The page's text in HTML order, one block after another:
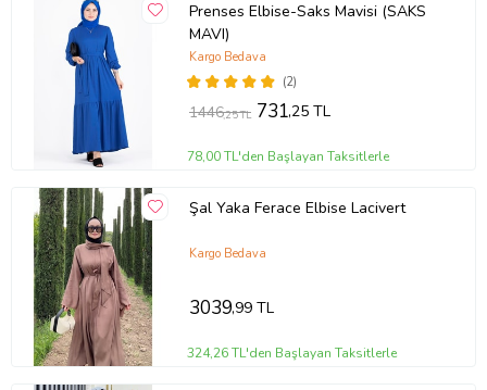
Prenses Elbise-Saks Mavisi (SAKS
MAVI)
(2)
Kargo Bedava
1446,25 TL 731,25 TL
78,00 TL'den Başlayan Taksitlerle
Şal Yaka Ferace Elbise Lacivert
Kargo Bedava
3039,99 TL
324,26 TL'den Başlayan Taksitlerle